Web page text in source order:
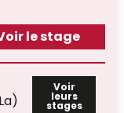
Voir
leurs
stages
le stage